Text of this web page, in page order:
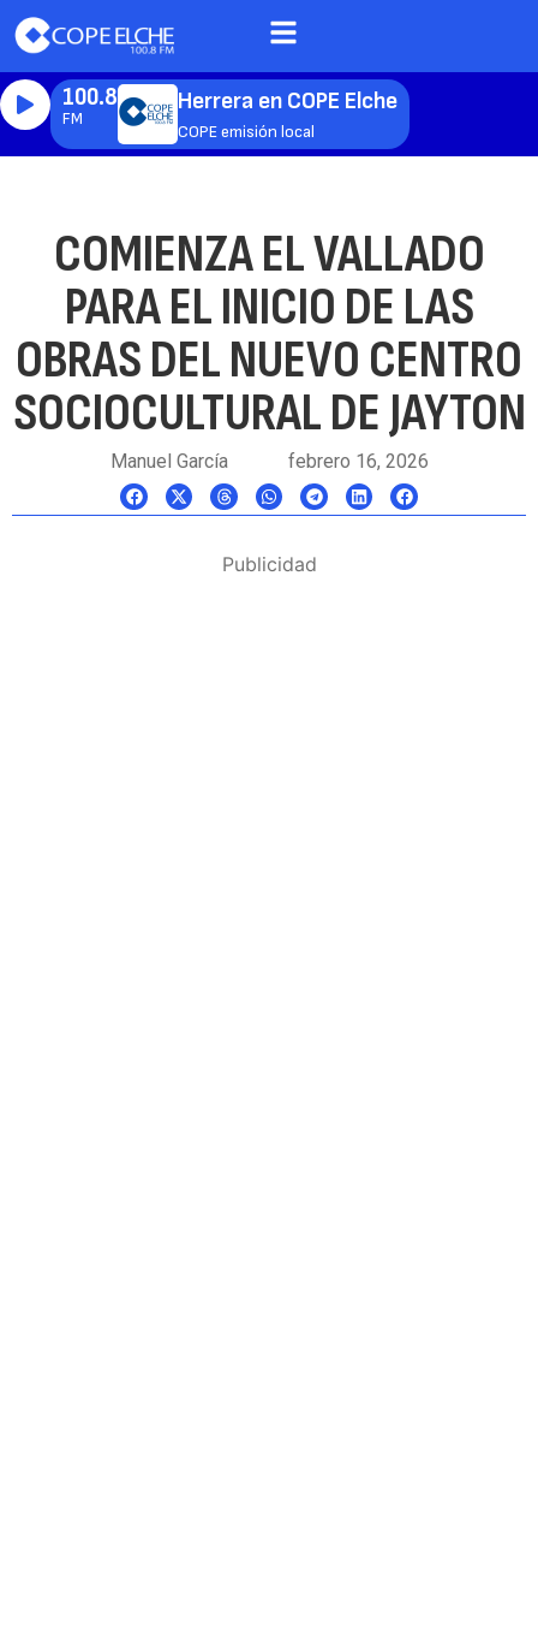
100.8
FM
Herrera en COPE Elche
COPE emisión local
COMIENZA EL VALLADO
PARA EL INICIO DE LAS
OBRAS DEL NUEVO CENTRO
SOCIOCULTURAL DE JAYTON
Manuel García febrero 16, 2026
Publicidad